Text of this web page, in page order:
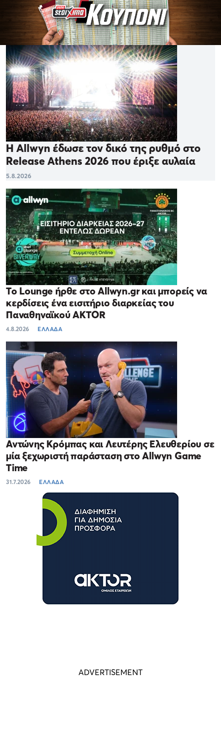
Η Allwyn έδωσε τον δικό της ρυθμό στο
Release Athens 2026 που έριξε αυλαία
5.8.2026
Το Lounge ήρθε στο Allwyn.gr και μπορείς να
κερδίσεις ένα εισιτήριο διαρκείας του
Παναθηναϊκού AKTOR
4.8.2026 ΕΛΛΑΔΑ
Αντώνης Κρόμπας και Λευτέρης Ελευθερίου σε
μία ξεχωριστή παράσταση στο Allwyn Game
Time
31.7.2026 ΕΛΛΑΔΑ